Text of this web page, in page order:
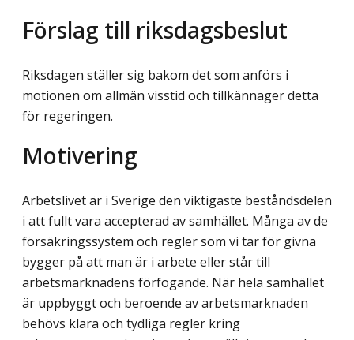
Förslag till riksdagsbeslut
Riksdagen ställer sig bakom det som anförs i
motionen om allmän visstid och tillkännager detta
för regeringen.
Motivering
Arbetslivet är i Sverige den viktigaste beståndsdelen
i att fullt vara accepterad av sam­hället. Många av de
försäkringssystem och regler som vi tar för givna
bygger på att man är i arbete eller står till
arbetsmarknadens förfogande. När hela samhället
är uppbyggt och beroende av arbetsmarknaden
behövs klara och tydliga regler kring